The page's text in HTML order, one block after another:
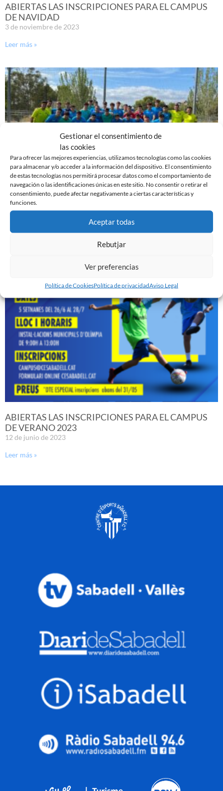
Gestionar el consentimiento de
las cookies
Para ofrecer las mejores experiencias, utilizamos tecnologías como las cookies
para almacenar y/o acceder a la información del dispositivo. El consentimiento
de estas tecnologías nos permitirá procesar datos como el comportamiento de
navegación o las identificaciones únicas en este sitio. No consentir o retirar el
consentimiento, puede afectar negativamente a ciertas características y
funciones.
Aceptar todas
Rebutjar
Ver preferencias
Política de CookiesPolítica de privacidadAviso Legal
ABIERTAS LAS INSCRIPCIONES PARA EL CAMPUS
DE NAVIDAD
3 de noviembre de 2023
Leer más »
EN MARCHA LA PRETEMPORADA DEL FILIAL
7 de agosto de 2023
Leer más »
EN MARCHA LA PRETEMPORADA DEL JUVENIL ‘A’
ABIERTAS LAS INSCRIPCIONES PARA EL CAMPUS
DE VERANO 2023
12 de junio de 2023
Leer más »